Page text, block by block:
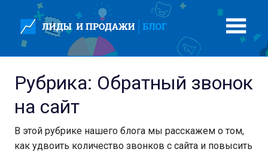
Перейти
содержимому
Рубрика: Обратный звонок
на сайт
В этой рубрике нашего блога мы расскажем о том,
как удвоить количество звонков с сайта и повысить